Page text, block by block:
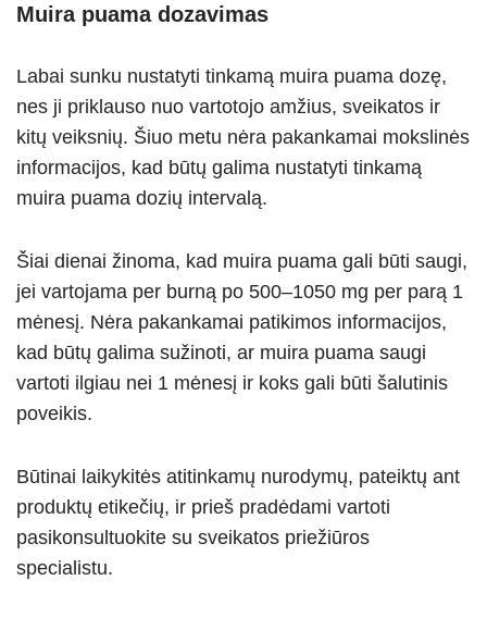
Muira puama dozavimas
Labai sunku nustatyti tinkamą muira puama dozę,
nes ji priklauso nuo vartotojo amžius, sveikatos ir
kitų veiksnių. Šiuo metu nėra pakankamai mokslinės
informacijos, kad būtų galima nustatyti tinkamą
muira puama dozių intervalą.
Šiai dienai žinoma, kad muira puama gali būti saugi,
jei vartojama per burną po 500–1050 mg per parą 1
mėnesį. Nėra pakankamai patikimos informacijos,
kad būtų galima sužinoti, ar muira puama saugi
vartoti ilgiau nei 1 mėnesį ir koks gali būti šalutinis
poveikis.
Būtinai laikykitės atitinkamų nurodymų, pateiktų ant
produktų etikečių, ir prieš pradėdami vartoti
pasikonsultuokite su sveikatos priežiūros
specialistu.